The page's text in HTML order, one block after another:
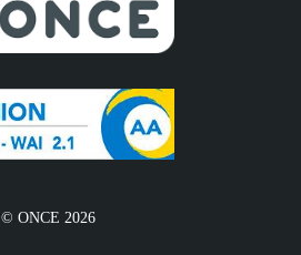
© ONCE 2026